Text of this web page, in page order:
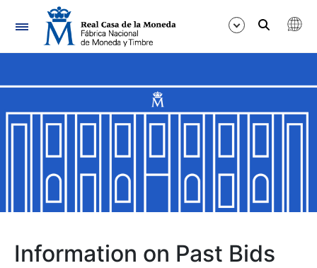
Navigation
Show/Hide
Show/Hide
Show/Hide
Information on Past Bids